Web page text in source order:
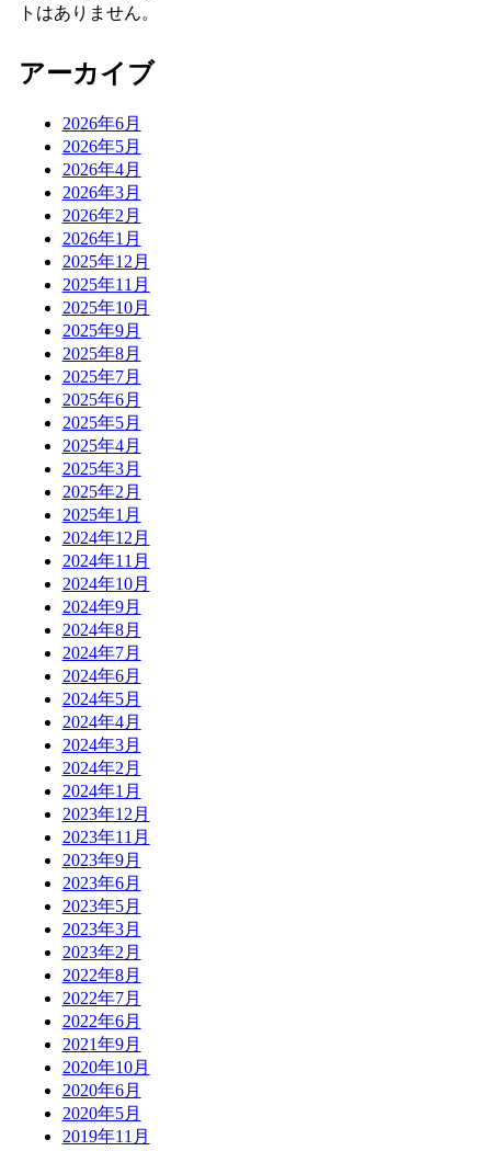
トはありません。
アーカイブ
2026年6月
2026年5月
2026年4月
2026年3月
2026年2月
2026年1月
2025年12月
2025年11月
2025年10月
2025年9月
2025年8月
2025年7月
2025年6月
2025年5月
2025年4月
2025年3月
2025年2月
2025年1月
2024年12月
2024年11月
2024年10月
2024年9月
2024年8月
2024年7月
2024年6月
2024年5月
2024年4月
2024年3月
2024年2月
2024年1月
2023年12月
2023年11月
2023年9月
2023年6月
2023年5月
2023年3月
2023年2月
2022年8月
2022年7月
2022年6月
2021年9月
2020年10月
2020年6月
2020年5月
2019年11月